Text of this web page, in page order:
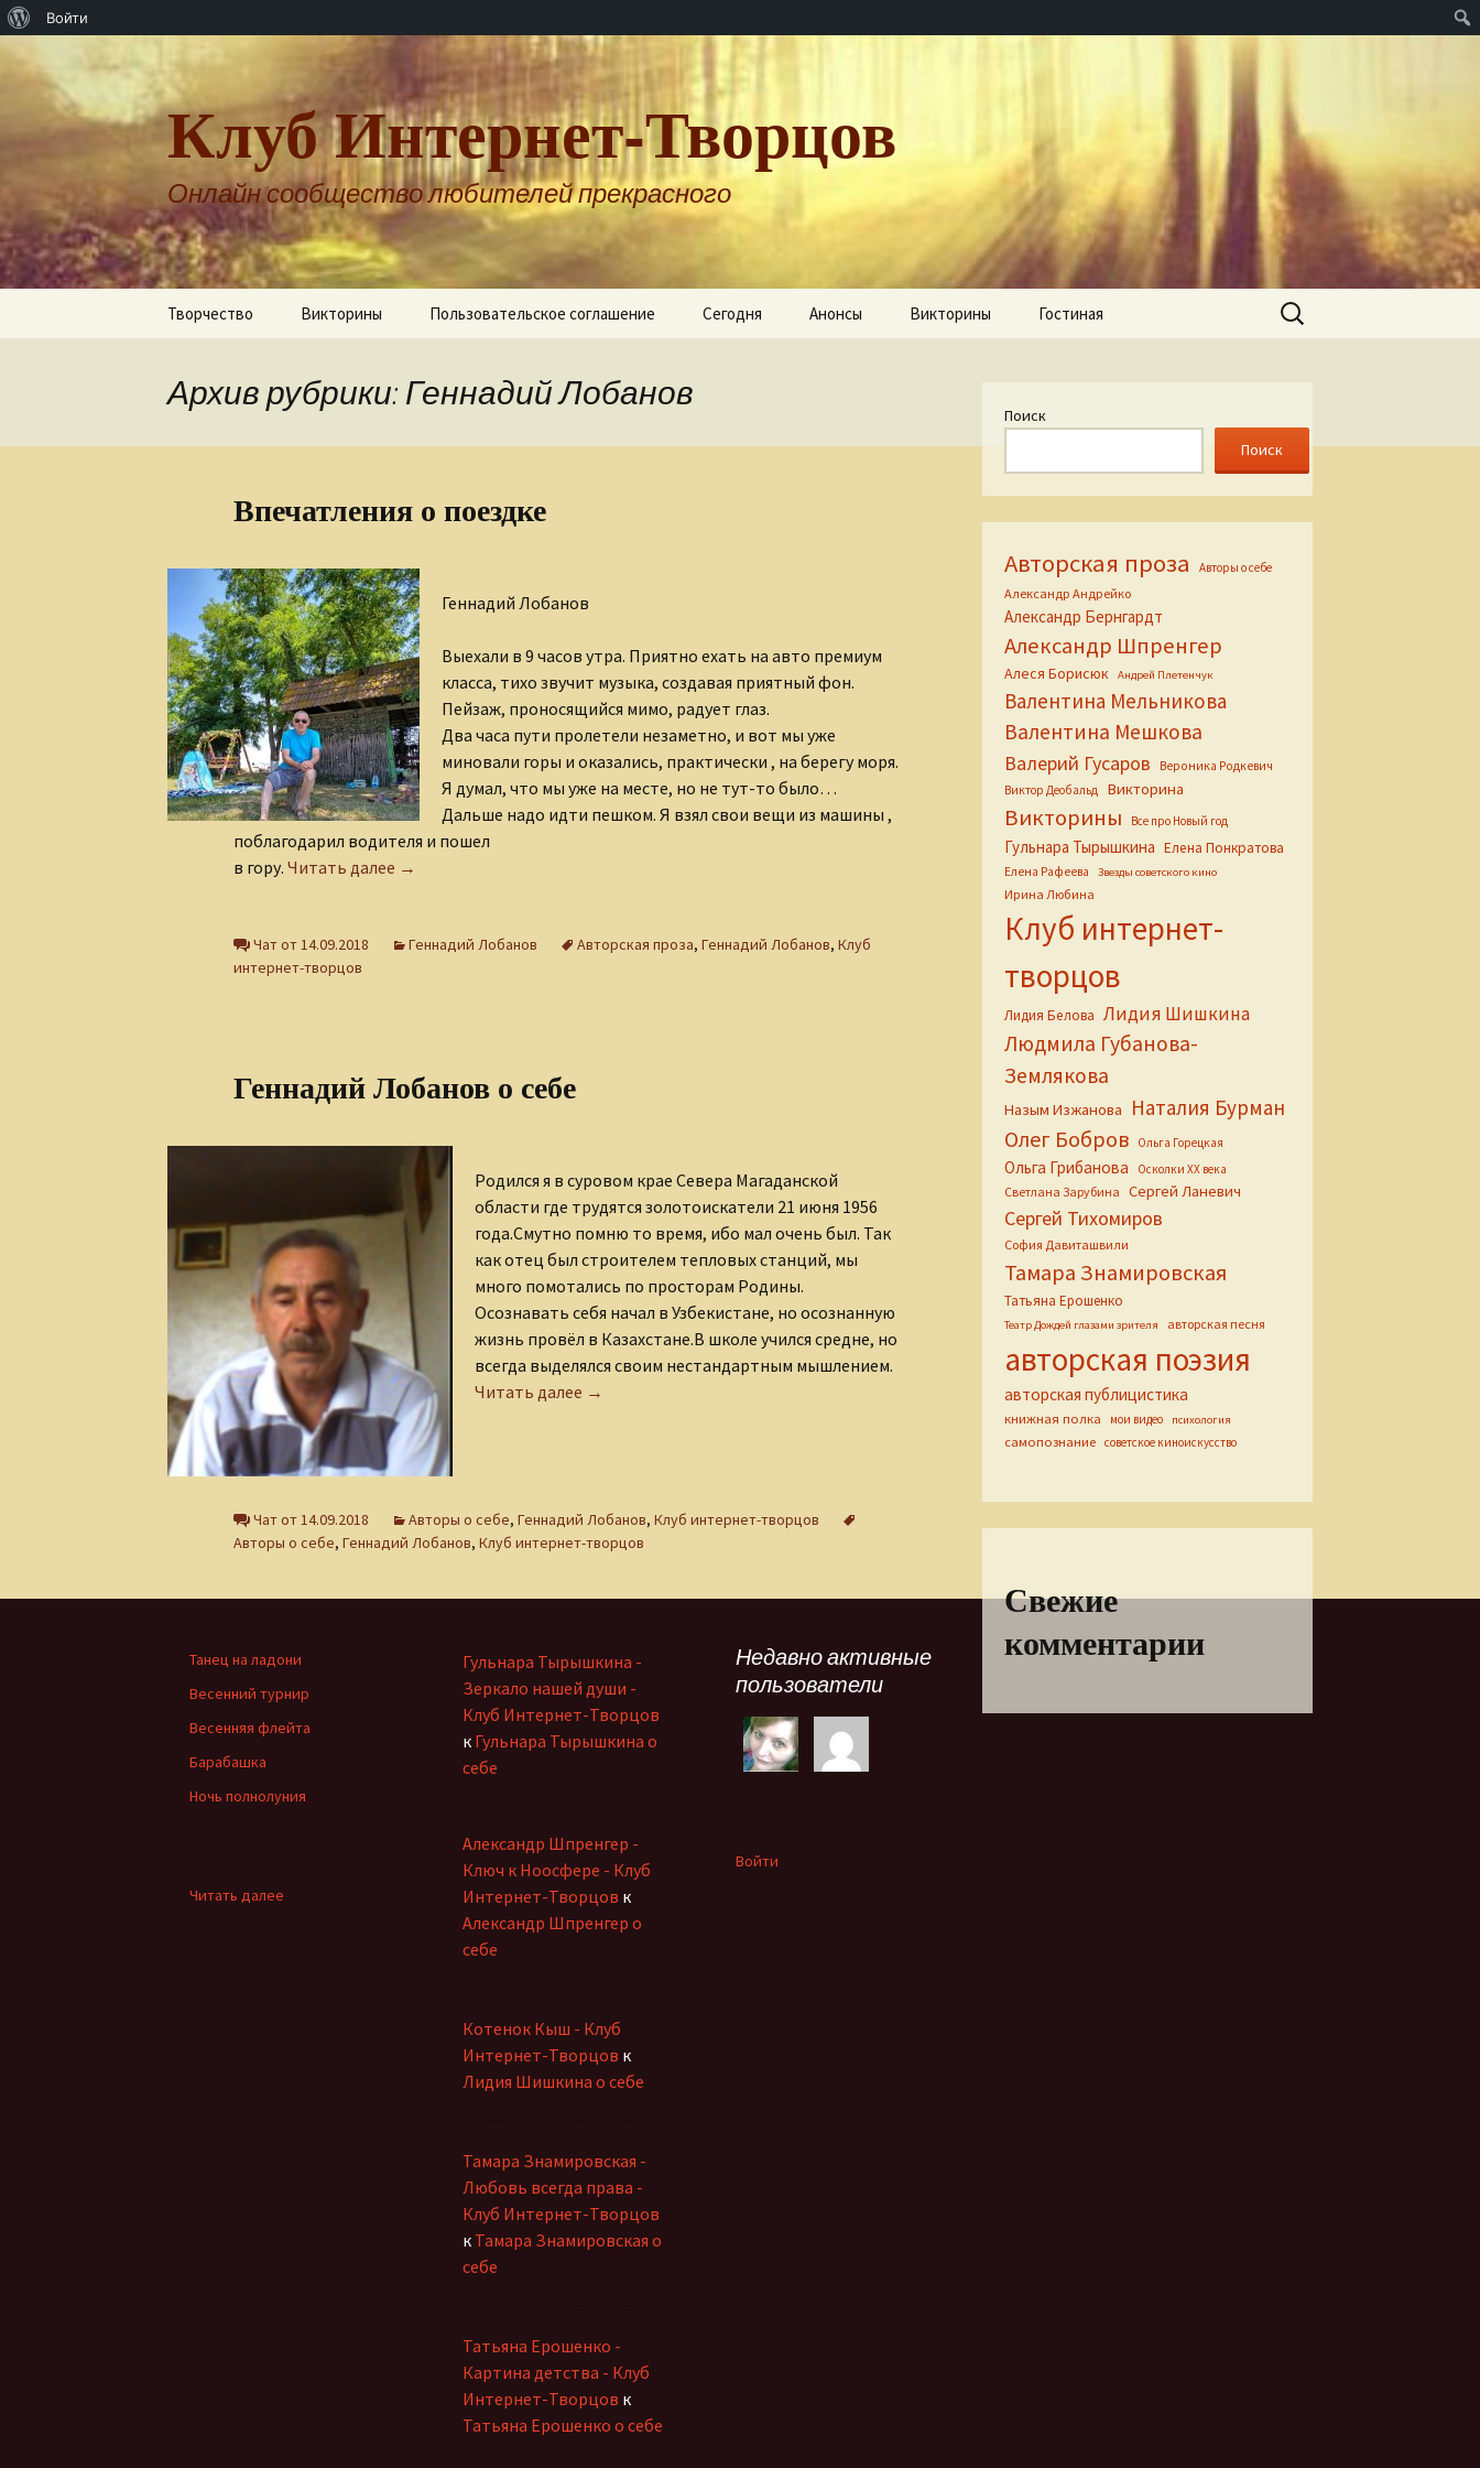
Войти
Клуб Интернет-Творцов
Онлайн сообщество любителей прекрасного
Творчество
Александр Бернгардт
Алеся Борисюк
Валерий Гусаров
Валентина Мельникова
Валентина Мешкова
Вероника Родкевич
Виктор Деобальд
Гульнара Тырышкина
Елена Рафеева
Лидия Шишкина
Николаюс Пузаковас
Наталия Бурман
Наталья Бычкова
Мария Горецкая
Олег Бобров
Петр Дубинский
Сергей Тихомиров
София Давиташвили
Викторины Пользовательское соглашение Сегодня Анонсы Викторины Гостиная
Найти:
Архив рубрики: Геннадий Лобанов
Впечатления о поездке
Геннадий Лобанов
Выехали в 9 часов утра. Приятно ехать на авто премиум
класса, тихо звучит музыка, создавая приятный фон.
Пейзаж, проносящийся мимо, радует глаз.
Два часа пути пролетели незаметно, и вот мы уже
миновали горы и оказались, практически , на берегу моря.
Я думал, что мы уже на месте, но не тут-то было…
Дальше надо идти пешком. Я взял свои вещи из машины ,
поблагодарил водителя и пошел
в гору. Читать далее Впечатления о поездке
→
Чат от 14.09.2018 Геннадий Лобанов Авторская проза, Геннадий Лобанов, Клуб
интернет-творцов
Геннадий Лобанов о себе
Родился я в суровом крае Севера Магаданской
области где трудятся золотоискатели 21 июня 1956
года.Смутно помню то время, ибо мал очень был. Так
как отец был строителем тепловых станций, мы
много помотались по просторам Родины.
Осознавать себя начал в Узбекистане, но осознанную
жизнь провёл в Казахстане.В школе учился средне, но
всегда выделялся своим нестандартным мышлением.
Читать далее Геннадий Лобанов о себе
→
Чат от 14.09.2018 Авторы о себе, Геннадий Лобанов, Клуб интернет-творцов
Авторы о себе, Геннадий Лобанов, Клуб интернет-творцов
Поиск
Поиск
Авторская проза Авторы о себе
Александр Андрейко
Александр Бернгардт
Александр Шпренгер
Алеся Борисюк Андрей Плетенчук
Валентина Мельникова
Валентина Мешкова
Валерий Гусаров
Вероника Родкевич
Виктор Деобальд
Викторина
Викторины Все про Новый год
Гульнара Тырышкина Елена Понкратова
Елена Рафеева Звезды советского кино
Ирина Любина
Клуб интернет-
творцов
Лидия Белова Лидия Шишкина
Людмила Губанова-
Землякова
Назым Изжанова Наталия Бурман
Олег Бобров Ольга Горецкая
Ольга Грибанова Осколки ХХ века
Светлана Зарубина Сергей Ланевич
Сергей Тихомиров
София Давиташвили
Тамара Знамировская
Татьяна Ерошенко
Театр Дождей глазами зрителя авторская песня
авторская поэзия
авторская публицистика
книжная полка мои видео психология
самопознание советское киноискусство
Свежие
комментарии
Танец на ладони
Весенний турнир
Весенняя флейта
Барабашка
Ночь полнолуния
Гульнара Тырышкина -
Зеркало нашей души -
Клуб Интернет-Творцов
к Гульнара Тырышкина о
себе
Александр Шпренгер -
Ключ к Ноосфере - Клуб
Интернет-Творцов к
Александр Шпренгер о
себе
Котенок Кыш - Клуб
Интернет-Творцов к
Лидия Шишкина о себе
Тамара Знамировская -
Любовь всегда права -
Клуб Интернет-Творцов
к Тамара Знамировская о
себе
Татьяна Ерошенко -
Картина детства - Клуб
Интернет-Творцов к
Татьяна Ерошенко о себе
Недавно активные
пользователи
Войти
Читать далее